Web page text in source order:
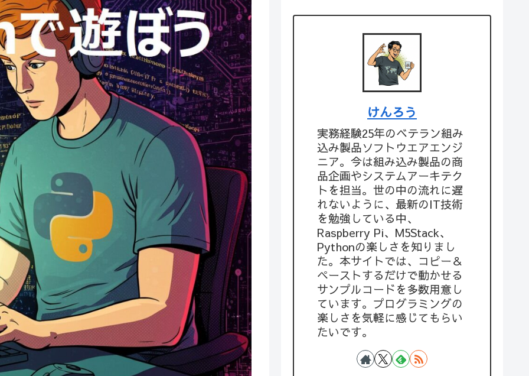
けんろう
実務経験25年のベテラン組み
込み製品ソフトウエアエンジ
ニア。今は組み込み製品の商
品企画やシステムアーキテク
トを担当。世の中の流れに遅
れないように、最新のIT技術
を勉強している中、
Raspberry Pi、M5Stack、
Pythonの楽しさを知りまし
た。本サイトでは、コピー＆
ペーストするだけで動かせる
サンプルコードを多数用意し
ています。プログラミングの
楽しさを気軽に感じてもらい
たいです。